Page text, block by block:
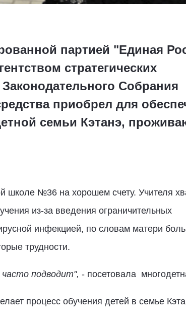
партией "Единая
стратегических
Собрания
приобрел для
семьи Кэтанэ,
школе №36 на хорошем счету. Учителя
из-за введения ограничительных
инфекцией, по словам матери
трудности.
подводит", - посетовала
процесс обучения детей в семье